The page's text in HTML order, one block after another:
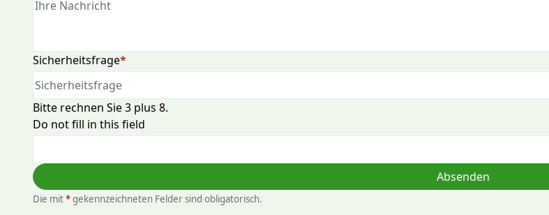
Pflichtfeld
Sicherheitsfrage*
Bitte rechnen Sie 3 plus 8.
Do not fill in this field
Absenden
Die mit*gekennzeichneten Felder sind obligatorisch.